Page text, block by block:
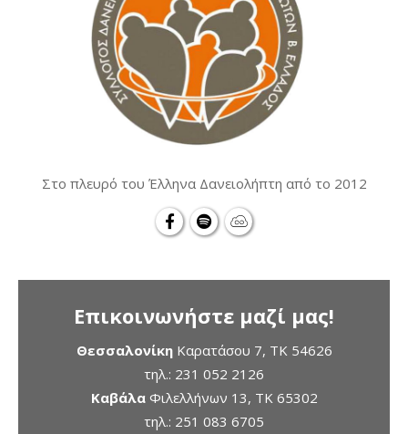
Στο πλευρό του Έλληνα Δανειολήπτη από το 2012
Επικοινωνήστε μαζί μας!
ΘεσσαλονίκηΚαρατάσου 7, TK 54626
τηλ.: 231 052 2126
ΚαβάλαΦιλελλήνων 13, ΤΚ 65302
τηλ.: 251 083 6705